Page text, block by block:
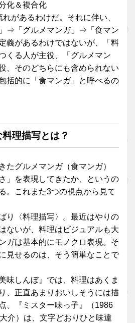
化＆複合化
があるわけだ。それに伴い、
⇒「グルメマンガ」⇒「食マン
義があるわけではないが、「料
くる人が主役、「グルメマン
、そのどちらにも含められない
括的に「食マンガ」と呼べるの
料理描写とは？
たグルメマンガ（食マンガ）
」を表現してきたか、というの
。これまた3つの視点から見て
り〈料理描写〉。最近はやりの
ないが、料理はビジュアルも大
ガは基本的にモノクロ表現。そ
見せるのは、そう簡単なことで
味しんぼ』では、料理はあくま
、正直あまりおいしそうには描
、『ミスター味っ子』（1986
介）は、文字どおりひと味違